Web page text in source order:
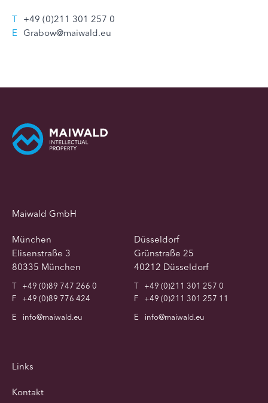
T +49 (0)211 301 257 0
E Grabow@maiwald.eu
Maiwald GmbH
München
Elisenstraße 3
80335 München
T
+49 (0)89 747 266 0
F
+49 (0)89 776 424
E
info@maiwald.eu
Düsseldorf
Grünstraße 25
40212 Düsseldorf
T
+49 (0)211 301 257 0
F
+49 (0)211 301 257 11
E
info@maiwald.eu
Links
Kontakt